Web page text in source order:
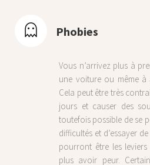
Phobies
Vous n’arrivez plus à
une voiture ou même à
Cela peut être très
jours et causer des
toutefois possible de se
difficultés et d’essayer
pourront être les
plus avoir peur.